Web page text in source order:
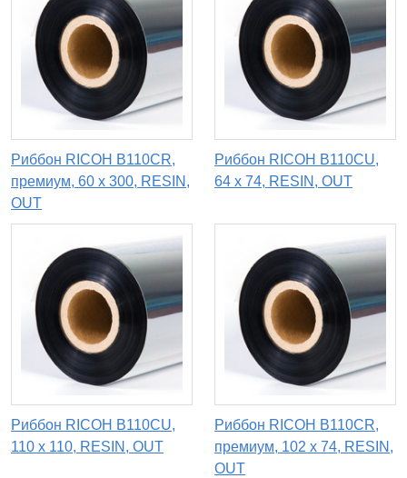
Риббон RICOH B110CR,
премиум, 60 х 300, RESIN,
OUT
Риббон RICOH B110CU,
64 х 74, RESIN, OUT
Риббон RICOH B110CU,
110 x 110, RESIN, OUT
Риббон RICOH B110CR,
премиум, 102 х 74, RESIN,
OUT